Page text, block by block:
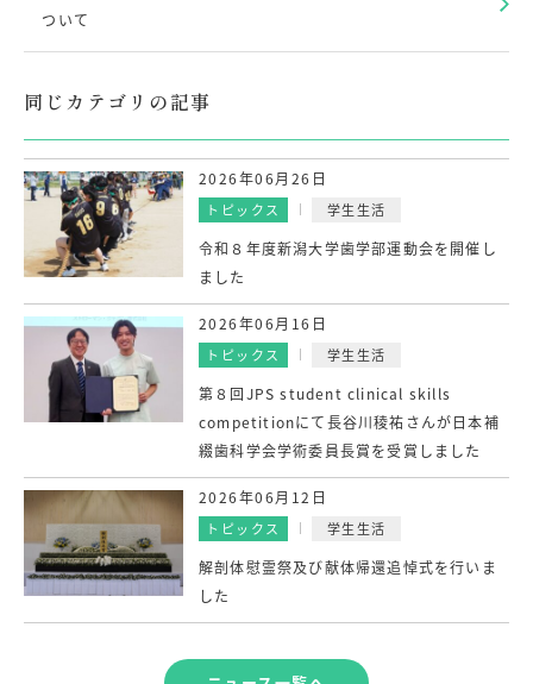
ついて
同じカテゴリの記事
2026年06月26日
トピックス 学生生活
令和８年度新潟大学歯学部運動会を開催し
ました
2026年06月16日
トピックス 学生生活
第８回JPS student clinical skills
competitionにて長谷川稜祐さんが日本補
綴歯科学会学術委員長賞を受賞しました
2026年06月12日
トピックス 学生生活
解剖体慰霊祭及び献体帰還追悼式を行いま
した